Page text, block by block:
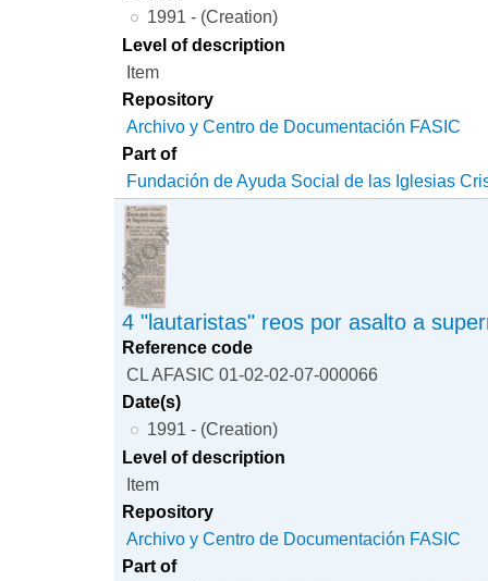
1991 - (Creation)
Level of description
Item
Repository
Archivo y Centro de Documentación FASIC
Part of
Fundación de Ayuda Social de las Iglesias
4 "lautaristas" reos por asalto a
Reference code
CL AFASIC 01-02-02-07-000066
Date(s)
1991 - (Creation)
Level of description
Item
Repository
Archivo y Centro de Documentación FASIC
Part of